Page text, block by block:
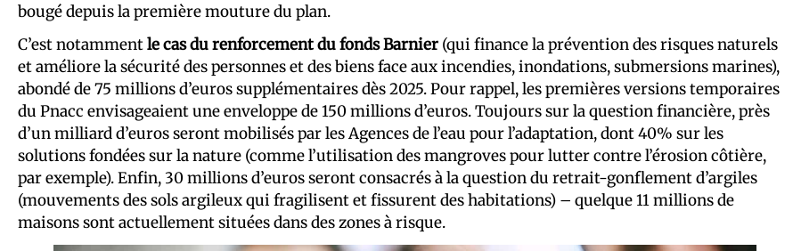
bougé depuis la première mouture du plan.
C’est notammentle cas du renforcement du fonds Barnier (qui finance la prévention des risques naturels
et améliore la sécurité des personnes et des biens face aux incendies, inondations, submersions marines),
abondé de 75 millions d’euros supplémentaires dès 2025. Pour rappel, les premières versions temporaires
du Pnacc envisageaient une enveloppe de 150 millions d’euros. Toujours sur la question financière, près
d’un milliard d’euros seront mobilisés par les Agences de l’eau pour l’adaptation, dont 40% sur les
solutions fondées sur la nature (comme l’utilisation des mangroves pour lutter contre l’érosion côtière,
par exemple). Enfin, 30 millions d’euros seront consacrés à la question du retrait-gonflement d’argiles
(mouvements des sols argileux qui fragilisent et fissurent des habitations) – quelque 11 millions de
maisons sont actuellement situées dans des zones à risque.